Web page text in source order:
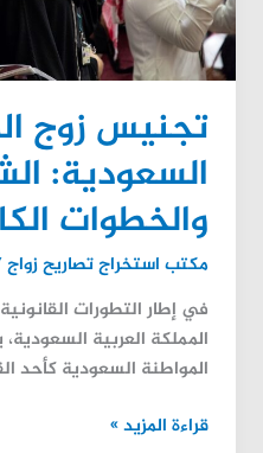
تجنيس زوج
السعودية:
والخطوات
مكتب استخراج تصاريح زواج
في إطار التطورات
المملكة العربية
المواطنة السعودية كأحد
قراءة المزيد »